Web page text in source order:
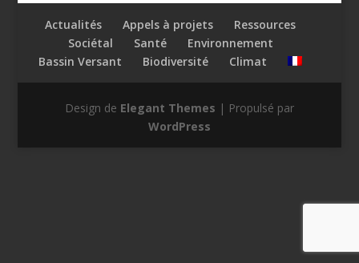
Actualités Appels à projets
Ressources
Sociétal
Santé
Environnement
Bassin Versant
Biodiversité Climat
Design de Elegant Themes | Propulsé par
WordPress